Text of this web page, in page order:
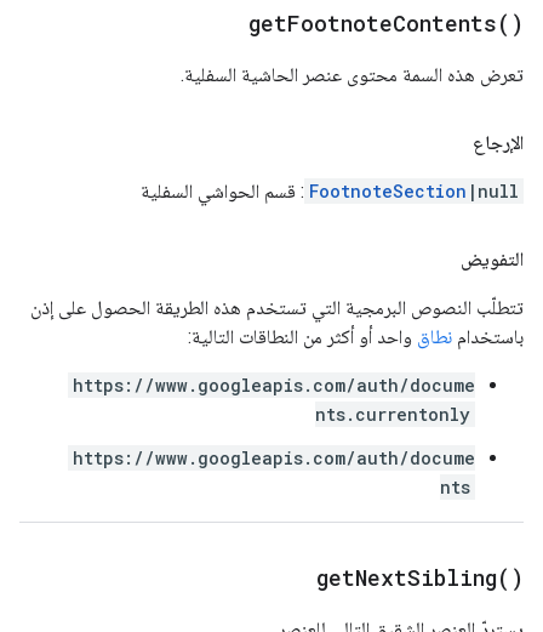
getFootnoteContents( )
تعرض هذه السمة محتوى عنصر الحاشية السفلية.
الإرجاع
FootnoteSection |null : قسم الحواشي السفلية
التفويض
تتطلّب النصوص البرمجية التي تستخدم هذه الطريقة الحصول على إذن
باستخدام نطاق واحد أو أكثر من النطاقات التالية:
https://www.googleapis.com/auth/docume
nts.currentonly
https://www.googleapis.com/auth/docume
nts
getNextSibling( )